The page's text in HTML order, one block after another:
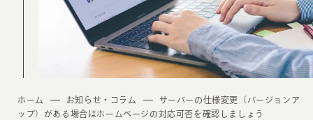
ホーム お知らせ・コラム
サーバーの仕様変更（バージョンア
ップ）がある場合はホームページの対応可否を確認しましょう